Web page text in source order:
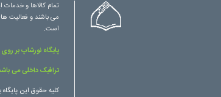
تمام کالاها و
می باشند و فعالیت
است.
پایگاه نورشاپ بر
ترافیک داخلی می
کلیه حقوق این پایگاه